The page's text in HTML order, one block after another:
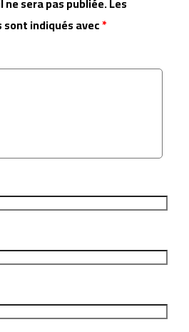
indiqués avec*